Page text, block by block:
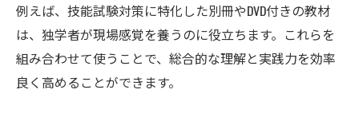
例えば、技能試験対策に特化した別冊やDVD付きの教材
は、独学者が現場感覚を養うのに役立ちます。これらを
組み合わせて使うことで、総合的な理解と実践力を効率
良く高めることができます。